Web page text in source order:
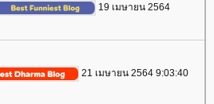
19 เมษายน 2564
21 เมษายน 2564 9:03:40